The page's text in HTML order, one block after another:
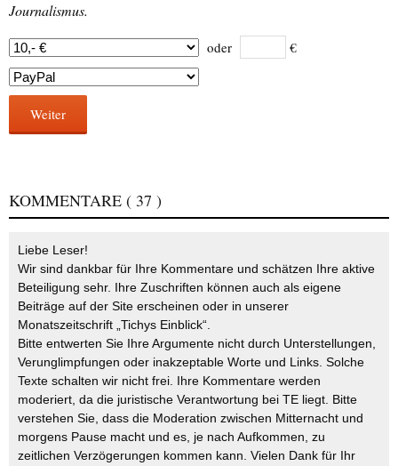
Journalismus.
oder €
Weiter
KOMMENTARE ( 37 )
Liebe Leser!
Wir sind dankbar für Ihre Kommentare und schätzen Ihre aktive
Beteiligung sehr. Ihre Zuschriften können auch als eigene
Beiträge auf der Site erscheinen oder in unserer
Monatszeitschrift „Tichys Einblick“.
Bitte entwerten Sie Ihre Argumente nicht durch Unterstellungen,
Verunglimpfungen oder inakzeptable Worte und Links. Solche
Texte schalten wir nicht frei. Ihre Kommentare werden
moderiert, da die juristische Verantwortung bei TE liegt. Bitte
verstehen Sie, dass die Moderation zwischen Mitternacht und
morgens Pause macht und es, je nach Aufkommen, zu
zeitlichen Verzögerungen kommen kann. Vielen Dank für Ihr